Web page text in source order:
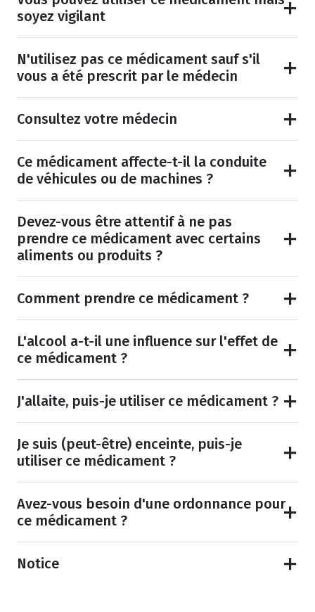
soyez vigilant
N'utilisez pas ce médicament sauf s'il
vous a été prescrit par le médecin
Consultez votre médecin
Ce médicament affecte-t-il la conduite
de véhicules ou de machines ?
Devez-vous être attentif à ne pas
prendre ce médicament avec certains
aliments ou produits ?
Comment prendre ce médicament ?
L'alcool a-t-il une influence sur l'effet de
ce médicament ?
J'allaite, puis-je utiliser ce médicament ?
Je suis (peut-être) enceinte, puis-je
utiliser ce médicament ?
Avez-vous besoin d'une ordonnance pour
ce médicament ?
Notice